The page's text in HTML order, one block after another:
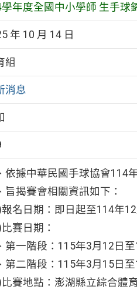
年度全國中小學師 生手球
年 10 月 14 日
組
消息
依據中華民國手球協會114
旨揭賽會相關資訊如下：
名日期：即日起至114年
賽日期：
第一階段：115年3月12日至
第二階段：115年3月15日至
賽地點：澎湖縣立綜合體